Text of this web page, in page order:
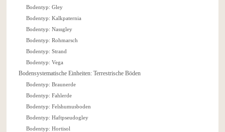
Bodentyp: Gley
Bodentyp: Kalkpaternia
Bodentyp: Nassgley
Bodentyp: Rohmarsch
Bodentyp: Strand
Bodentyp: Vega
Bodensystematische Einheiten: Terrestrische Böden
Bodentyp: Braunerde
Bodentyp: Fahlerde
Bodentyp: Felshumusboden
Bodentyp: Haftpseudogley
Bodentyp: Hortisol